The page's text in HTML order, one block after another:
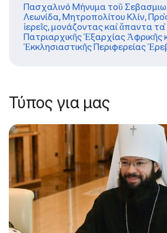
Πασχαλινό Μήνυμα τοῦ
Λεωνίδα, Μητροπολίτου Κλίν,
ἱερεῖς, μονάζοντας καὶ ἅπαντα
Πατριαρχικῆς Ἐξαρχίας Ἀφρικῆς
Ἐκκλησιαστικῆς Περιφερείας
Τύπος για μας